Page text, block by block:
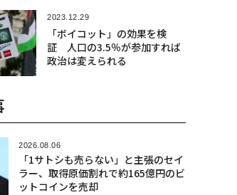
2023.12.29
「ボイコット」の効果を検
証 人口の3.5％が参加すれば
政治は変えられる
2026.08.06
「1サトシも売らない」と主張のセイ
ラー、取得原価割れで約165億円のビ
ットコインを売却